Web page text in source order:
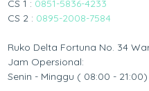
CS 1 : 0851-5836-4233
CS 2 : 0895-2008-7584
Ruko Delta Fortuna No. 34
Jam Opersional:
Senin - Minggu ( 08:00 - 21:00)